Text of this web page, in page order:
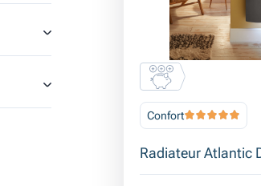
Confort
Radiateur Atlantic